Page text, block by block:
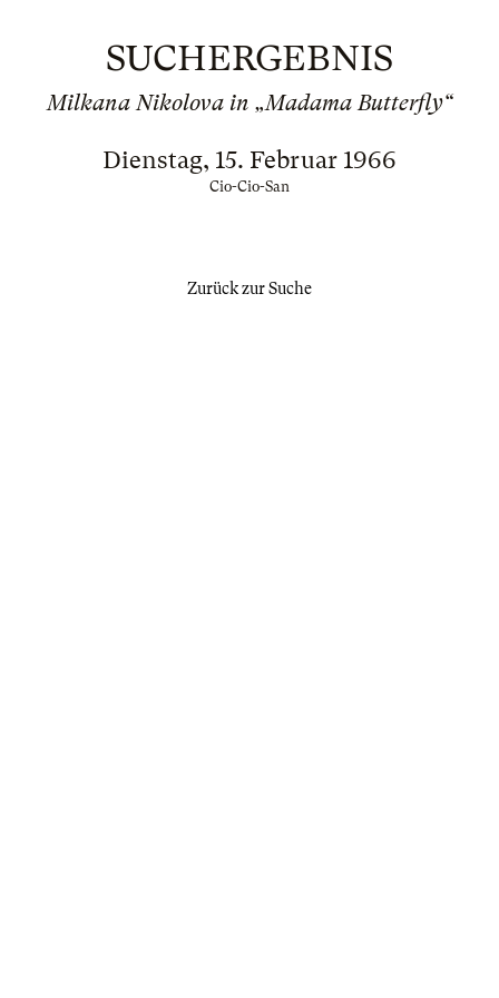
SUCHERGEBNIS
Milkana Nikolova in „Madama Butterfly“
Dienstag, 15. Februar 1966
Cio-Cio-San
Zurück zur Suche